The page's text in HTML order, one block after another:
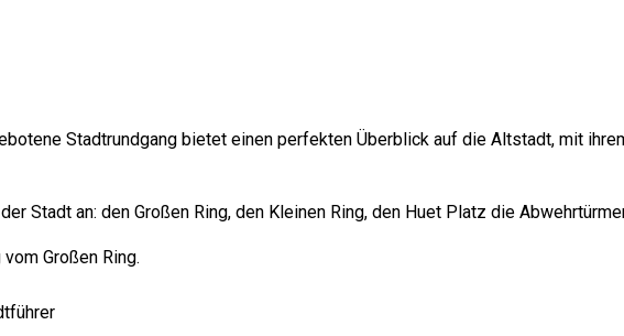
Stadtrundgang bietet einen perfekten Überblick auf die Altstadt, mit
Stadt an: den Großen Ring, den Kleinen Ring, den Huet Platz die
Großen Ring.